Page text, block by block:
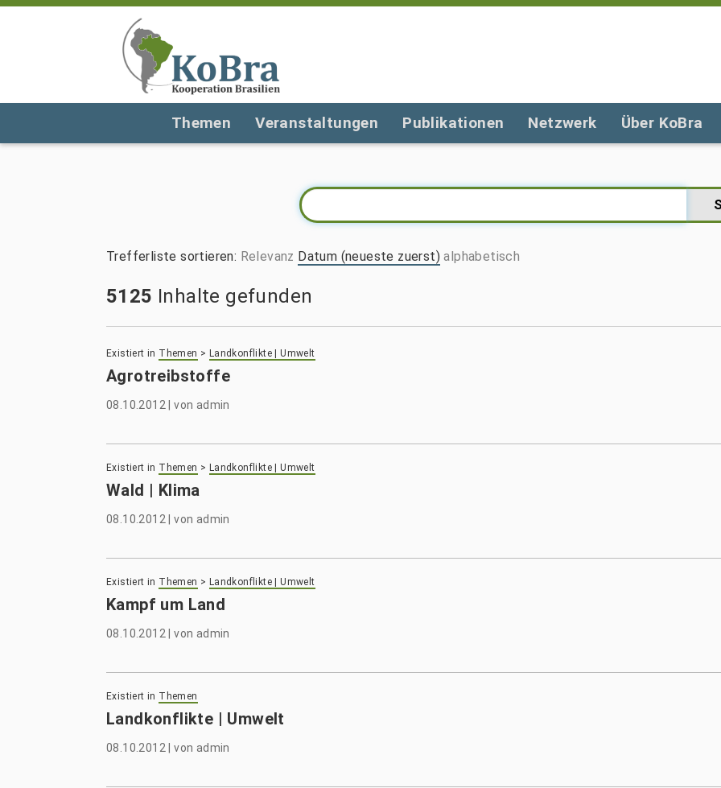
Themen Veranstaltungen Publikationen Netzwerk Über KoBra
Trefferliste sortieren: Relevanz Datum (neueste zuerst) alphabetisch
5125 Inhalte gefunden
Existiert in Themen > Landkonflikte | Umwelt
Agrotreibstoffe
08.10.2012 |von admin
Existiert in Themen > Landkonflikte | Umwelt
Wald | Klima
08.10.2012 |von admin
Existiert in Themen > Landkonflikte | Umwelt
Kampf um Land
08.10.2012 |von admin
Existiert in Themen
Landkonflikte | Umwelt
08.10.2012 |von admin